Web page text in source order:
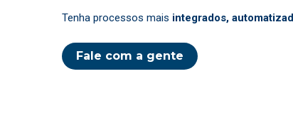
Tenha processos mais integrados,
Fale com a gente